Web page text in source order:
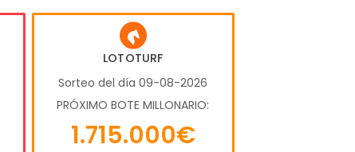
LOTOTURF
Sorteo del día 09-08-2026
PRÓXIMO BOTE MILLONARIO:
1.715.000€